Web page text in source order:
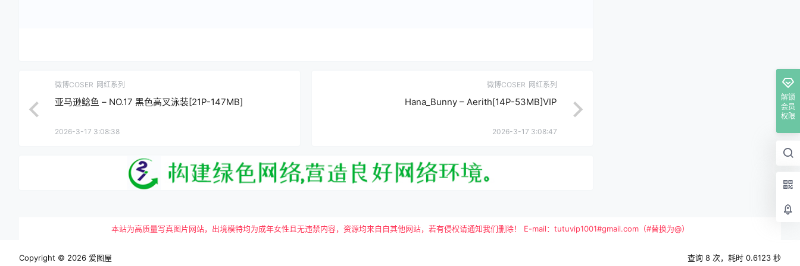
微博COSER 网红系列
亚马逊鲶鱼 – NO.17 黑色高叉泳装[21P-147MB]
2026-3-17 3:08:38
微博COSER 网红系列
Hana_Bunny – Aerith[14P-53MB]VIP
2026-3-17 3:08:47
解锁
会员
权限
本站为高质量写真图片网站，出境模特均为成年女性且无违禁内容，资源均来自自其他网站，若有侵权请通知我们删除！ E-mail：tutuvip1001#gmail.com（#替换为@）
Copyright © 2026 爱图屋 查询 8 次，耗时 0.6123 秒